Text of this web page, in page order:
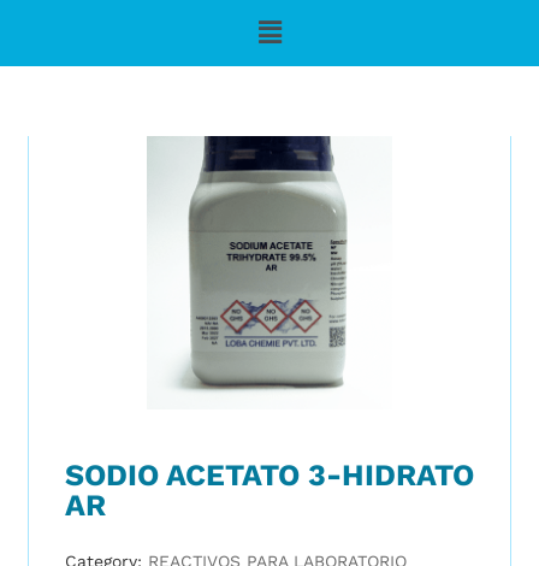
SODIO ACETATO 3-HIDRATO
AR
Category: REACTIVOS PARA LABORATORIO